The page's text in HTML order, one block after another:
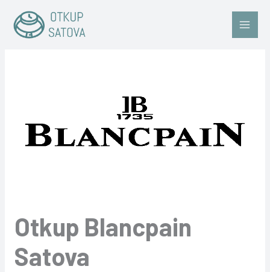
content
Otkup Blancpain
Satova